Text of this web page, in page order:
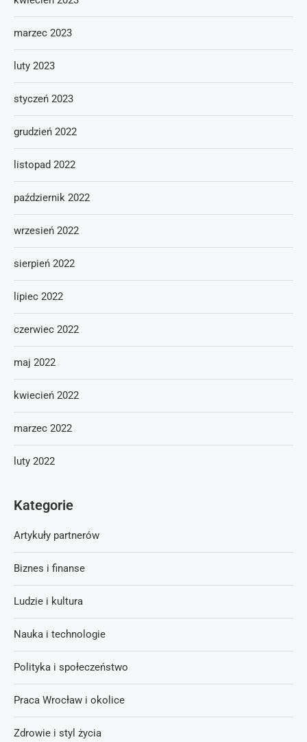
marzec 2023
luty 2023
styczeń 2023
grudzień 2022
listopad 2022
październik 2022
wrzesień 2022
sierpień 2022
lipiec 2022
czerwiec 2022
maj 2022
kwiecień 2022
marzec 2022
luty 2022
Kategorie
Artykuły partnerów
Biznes i finanse
Ludzie i kultura
Nauka i technologie
Polityka i społeczeństwo
Praca Wrocław i okolice
Zdrowie i styl życia